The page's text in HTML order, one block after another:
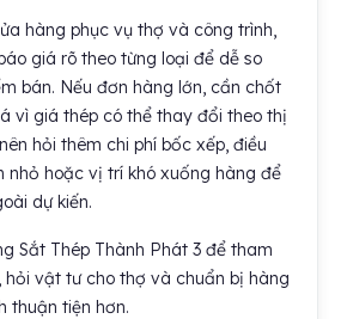
hàng phục vụ thợ và công trình,
giá rõ theo từng loại để dễ so
bán. Nếu đơn hàng lớn, cần chốt
vì giá thép có thể thay đổi theo thị
hỏi thêm chi phí bốc xếp, điều
nhỏ hoặc vị trí khó xuống hàng để
dự kiến.
Sắt Thép Thành Phát 3 để tham
hỏi vật tư cho thợ và chuẩn bị hàng
thuận tiện hơn.